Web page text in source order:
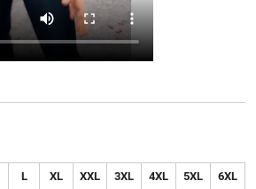
L XL XXL 3XL 4XL 5XL 6XL